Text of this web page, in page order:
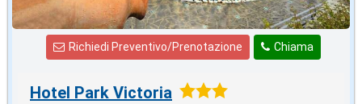
Chiama
Richiedi Preventivo/Prenotazione
Hotel Park Victoria